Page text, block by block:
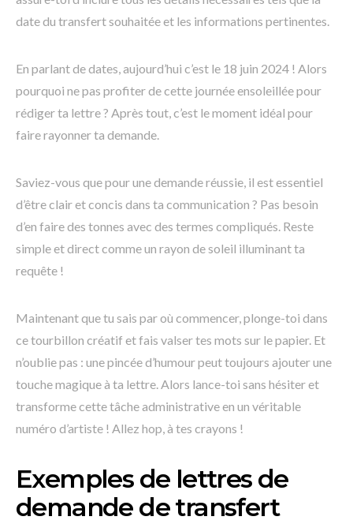
date du transfert souhaitée et les informations pertinentes.
En parlant de dates, aujourd’hui c’est le 18 juin 2024 ! Alors
pourquoi ne pas profiter de cette journée ensoleillée pour
rédiger ta lettre ? Après tout, c’est le moment idéal pour
faire rayonner ta demande.
Saviez-vous que pour une demande réussie, il est essentiel
d’être clair et concis dans ta communication ? Pas besoin
d’en faire des tonnes avec des termes compliqués. Reste
simple et direct comme un rayon de soleil illuminant ta
requête !
Maintenant que tu sais par où commencer, plonge-toi dans
ce tourbillon créatif et fais valser tes mots sur le papier. Et
n’oublie pas : une pincée d’humour peut toujours ajouter une
touche magique à ta lettre. Alors lance-toi sans hésiter et
transforme cette tâche administrative en un véritable
numéro d’artiste ! Allez hop, à tes crayons !
Exemples de lettres de
demande de transfert